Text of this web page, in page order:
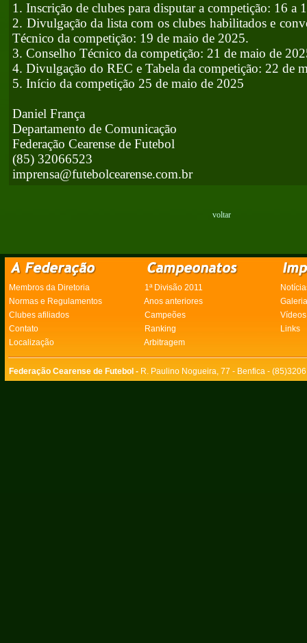
1. Inscrição de clubes para disputar a competição: 16 a
2. Divulgação da lista com os clubes habilitados e
Técnico da competição: 19 de maio de 2025.
3. Conselho Técnico da competição: 21 de maio de
4. Divulgação do REC e Tabela da competição: 22 de
5. Início da competição 25 de maio de 2025
Daniel França
Departamento de Comunicação
Federação Cearense de Futebol
(85) 32066523
imprensa@futebolcearense.com.br
voltar
Membros da Diretoria 1ª Divisão 2011
Normas e Regulamentos
Anos anteriores
Clubes afiliados
Campeões
Vídeos
Contato
Ranking
Links
Localização
Arbitragem
Federação Cearense de Futebol - R. Paulino Nogueira, 77 - Benfica -